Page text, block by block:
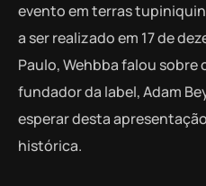
evento em terras
a ser realizado em 17 de
Paulo, Wehbba falou sobre
fundador da label, Adam
esperar desta
histórica.